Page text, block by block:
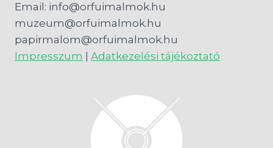
Email: info@orfuimalmok.hu
muzeum@orfuimalmok.hu
papirmalom@orfuimalmok.hu
Impresszum
Adatkezelési tájékoztató